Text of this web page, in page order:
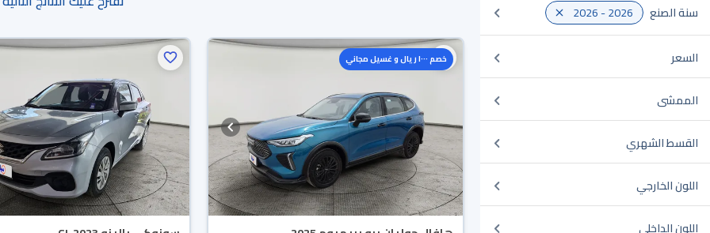
سنة الصنع 2026 - 2026
السعر
الممشى
القسط الشهري
اللون الخارجي
اللون الداخلي
خصم ١٠٠٠ ريال و غسيل مجاني